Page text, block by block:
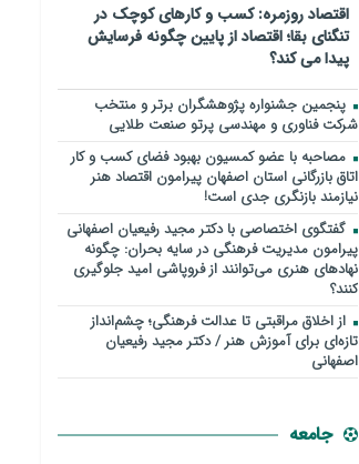
اقتصاد روزمره: کسب‌ و کارهای کوچک در
تنگنای بقا؛ اقتصاد از پایین چگونه فرسایش
پیدا می کند؟
پنجمین جشنواره پژوهشگران برتر و منتخب
شرکت فناوری و مهندسی پرتو صنعت طلایی
مصاحبه با عضو کمسیون بهبود فضای کسب و کار
اتاق بازرگانی استان اصفهان پیرامون اقتصاد هنر
نیازمند بازنگری جدی است!
گفتگوی اختصاصی با دکتر مجید رفیعیان اصفهانی
پیرامون مدیریت فرهنگی در سایه بحران: چگونه
نهادهای هنری می‌توانند از فروپاشی امید جلوگیری
کنند؟
از اخلاق مراقبتی تا عدالت فرهنگی؛ چشم‌انداز
تازه‌ای برای آموزش هنر / دکتر مجید رفیعیان
اصفهانی
جامعه